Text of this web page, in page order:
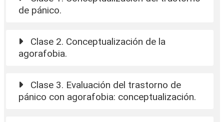
de pánico.
Clase 2. Conceptualización de la
agorafobia.
Clase 3. Evaluación del trastorno de
pánico con agorafobia: conceptualización.